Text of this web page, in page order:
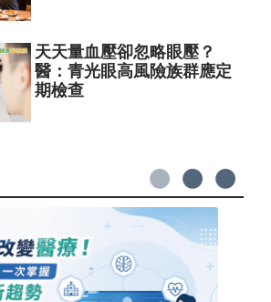
天天量血壓卻忽略眼壓？
醫：青光眼高風險族群應定
期檢查